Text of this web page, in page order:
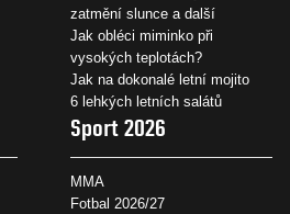
zatmění slunce a další
Jak obléci miminko při
vysokých teplotách?
Jak na dokonalé letní mojito
6 lehkých letních salátů
Sport 2026
MMA
Fotbal 2026/27